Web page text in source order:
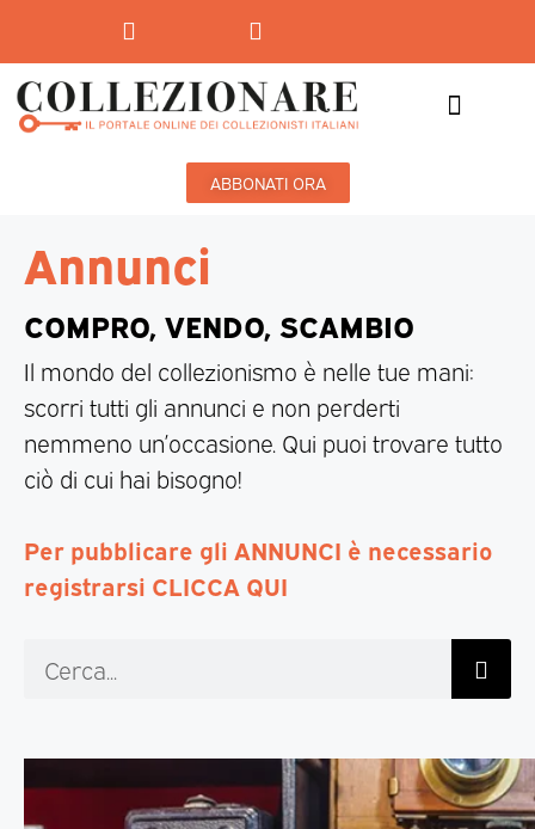
ABBONATI ORA
Annunci
COMPRO, VENDO, SCAMBIO
Il mondo del collezionismo è nelle tue mani:
scorri tutti gli annunci e non perderti
nemmeno un’occasione. Qui puoi trovare tutto
ciò di cui hai bisogno!
Per pubblicare gli ANNUNCI è necessario
registrarsi CLICCA QUI